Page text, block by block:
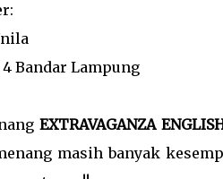
Bandar Lampung
EXTRAVAGANZA
masih banyak